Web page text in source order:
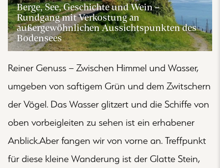
Berge, See, Geschichte und Wein –
Rundgang mit Verkostung an
außergewöhnlichen Aussichtspunkten des
Bodensees
Reiner Genuss – Zwischen Himmel und Wasser,
umgeben von saftigem Grün und dem Zwitschern
der Vögel. Das Wasser glitzert und die Schiffe von
oben vorbeigleiten zu sehen ist ein erhabener
Anblick.Aber fangen wir von vorne an. Treffpunkt
für diese kleine Wanderung ist der Glatte Stein,